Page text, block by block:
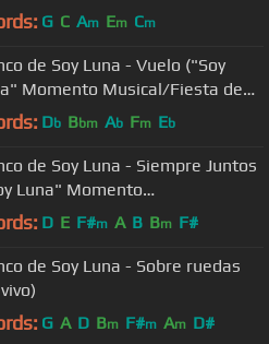
G C Am Em Cm
de Soy Luna - Vuelo ("Soy
Momento Musical/Fiesta de
Db Bbm Ab Fm Eb
de Soy Luna - Siempre Juntos
Luna" Momento
ensayo del)
D E F#m A B Bm F#
de Soy Luna - Sobre ruedas
G A D Bm F#m Am D#